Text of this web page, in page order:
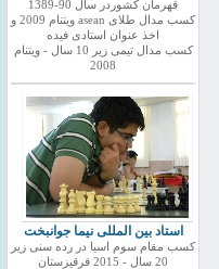
قهرمان کشوردر سال 90-1389
کسب مدال طلای asean ویتنام 2009 و
اخذ عنوان استادی فیده
کسب مدال تیمی زیر 10 سال - ویتنام
2008
استاد بین المللی نیما جوانبخت
کسب مقام سوم اسیا در رده سنی زیر
20 سال - 2015 قرقیزستان